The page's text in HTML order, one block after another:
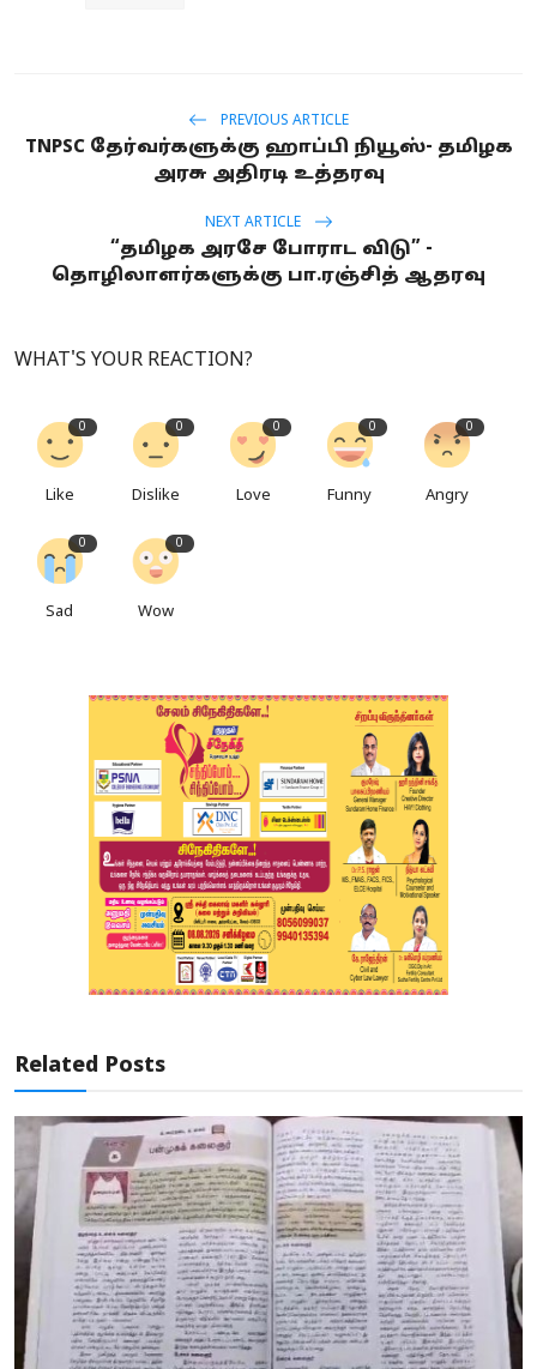
PREVIOUS ARTICLE
TNPSC தேர்வர்களுக்கு ஹாப்பி நியூஸ்- தமிழக
அரசு அதிரடி உத்தரவு
NEXT ARTICLE
“தமிழக அரசே போராட விடு” -
தொழிலாளர்களுக்கு பா.ரஞ்சித் ஆதரவு
WHAT'S YOUR REACTION?
0
Like
0
Dislike
0
Love
0
Funny
0
Angry
0
Sad
0
Wow
Related Posts